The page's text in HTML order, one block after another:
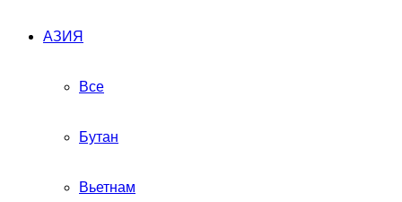
АЗИЯ
Все
Бутан
Вьетнам